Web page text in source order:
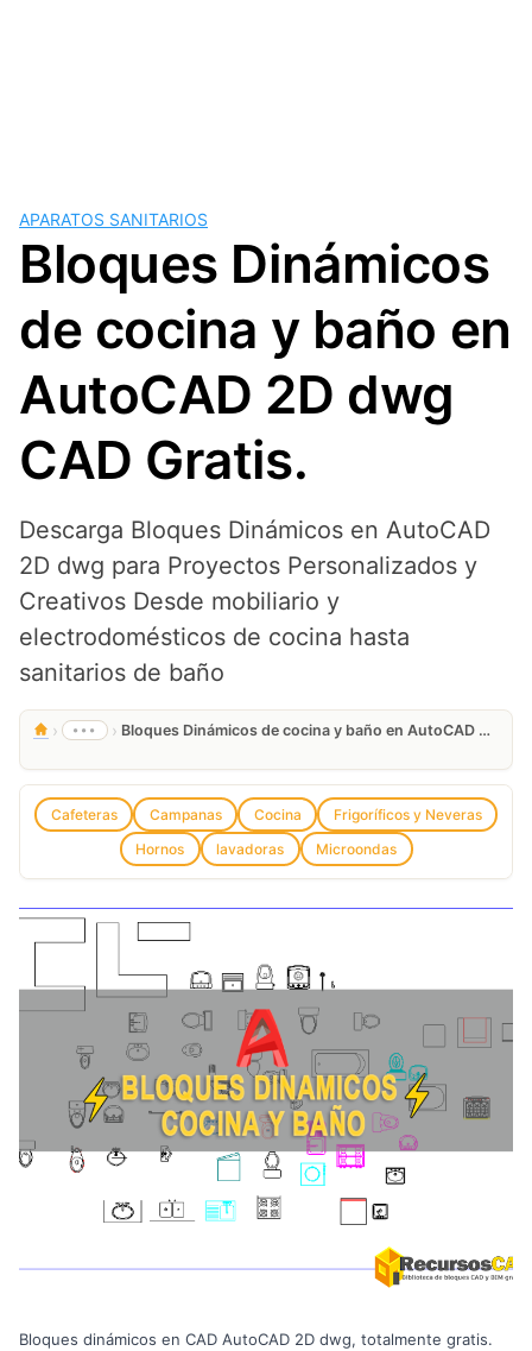
APARATOS SANITARIOS
Bloques Dinámicos
de cocina y baño en
AutoCAD 2D dwg
CAD Gratis.
Descarga Bloques Dinámicos en AutoCAD
2D dwg para Proyectos Personalizados y
Creativos Desde mobiliario y
electrodomésticos de cocina hasta
sanitarios de baño
› ••• › Bloques Dinámicos de cocina y baño en AutoCAD 2D dwg CAD Gratis.
Cafeteras Campanas Cocina
Frigoríficos y Neveras
Hornos
lavadoras Microondas
Bloques dinámicos en CAD AutoCAD 2D dwg, totalmente gratis.